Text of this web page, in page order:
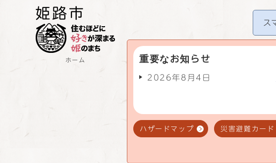
ホーム
ス
重要なお知らせ
2026年8月4日
ハザードマップ 災害避難カード